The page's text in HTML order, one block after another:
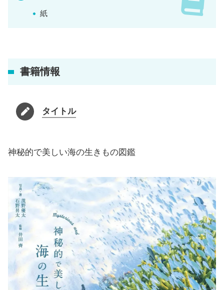
紙
書籍情報
タイトル
神秘的で美しい海の生きもの図鑑